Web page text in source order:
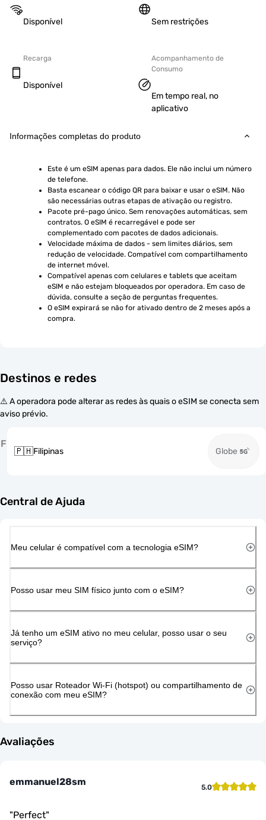
Disponível Sem restrições
Recarga
Disponível
Acompanhamento de
Consumo
Em tempo real, no
aplicativo
Informações completas do produto
Este é um eSIM apenas para dados. Ele não inclui um número
de telefone.
Basta escanear o código QR para baixar e usar o eSIM. Não
são necessárias outras etapas de ativação ou registro.
Pacote pré-pago único. Sem renovações automáticas, sem
contratos. O eSIM é recarregável e pode ser
complementado com pacotes de dados adicionais.
Velocidade máxima de dados - sem limites diários, sem
redução de velocidade. Compatível com compartilhamento
de internet móvel.
Compatível apenas com celulares e tablets que aceitam
eSIM e não estejam bloqueados por operadora. Em caso de
dúvida, consulte a seção de perguntas frequentes.
O eSIM expirará se não for ativado dentro de 2 meses após a
compra.
Destinos e redes
⚠️ A operadora pode alterar as redes às quais o eSIM se conecta sem
aviso prévio.
F
🇵🇭Filipinas Globe
Central de Ajuda
Meu celular é compatível com a tecnologia eSIM?
Posso usar meu SIM físico junto com o eSIM?
Já tenho um eSIM ativo no meu celular, posso usar o seu
serviço?
Posso usar Roteador Wi-Fi (hotspot) ou compartilhamento de
conexão com meu eSIM?
Avaliações
emmanuel28sm 5.0
"Perfect"